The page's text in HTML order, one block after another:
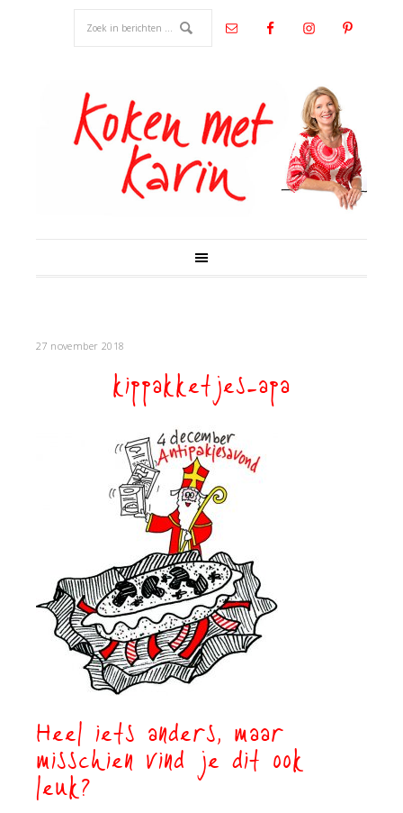
27 november 2018
kippakketjes-apa
Heel iets anders, maar
misschien vind je dit ook
leuk?